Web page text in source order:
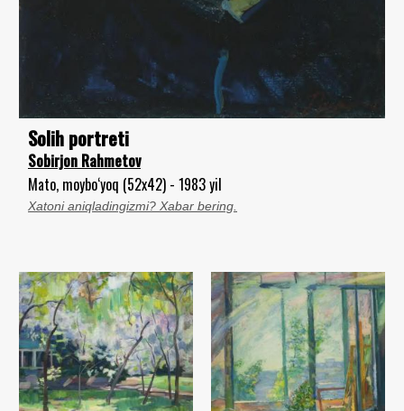
Solih portreti
Sobirjon Rahmetov
Mato, moybo‘yoq (52x42) - 1983 yil
Xatoni aniqladingizmi? Xabar bering.